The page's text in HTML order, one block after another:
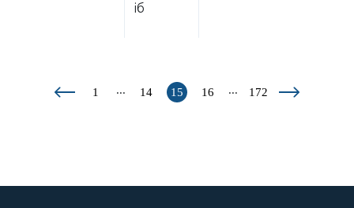
іб
1 ... 14 15 16 ... 172